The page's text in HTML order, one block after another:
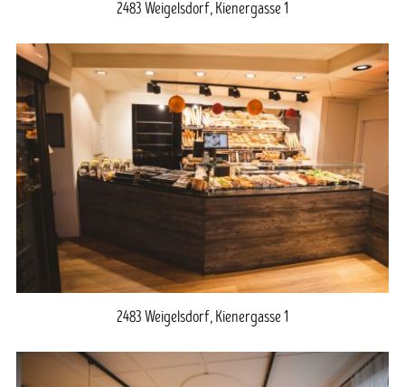
2483 Weigelsdorf, Kienergasse 1
2483 Weigelsdorf, Kienergasse 1